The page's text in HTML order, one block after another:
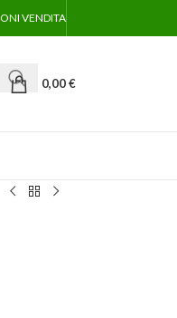
VENDITA
0,00€